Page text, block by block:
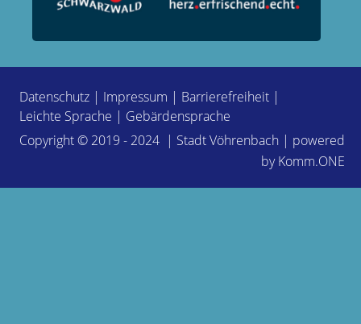
Datenschutz | Impressum | Barrierefreiheit |
Leichte Sprache | Gebärdensprache
Copyright © 2019 - 2024 | Stadt Vöhrenbach | powered
byKomm.ONE